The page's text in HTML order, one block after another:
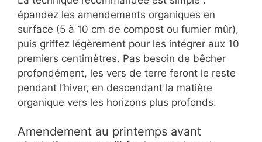
épandez les amendements organiques en
surface (5 à 10 cm de compost ou fumier mûr),
puis griffez légèrement pour les intégrer aux 10
premiers centimètres. Pas besoin de bêcher
profondément, les vers de terre feront le reste
pendant l’hiver, en descendant la matière
organique vers les horizons plus profonds.
Amendement au printemps avant